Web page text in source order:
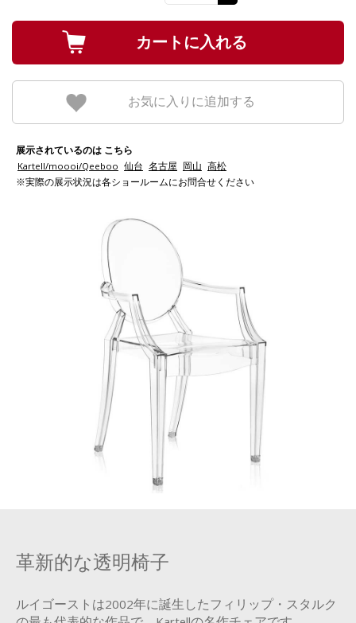
お気に入りに追加する
展示されているのは こちら
Kartell/moooi/Qeeboo 仙台 名古屋 岡山 高松
※実際の展示状況は各ショールームにお問合せください
革新的な透明椅子
ルイゴーストは2002年に誕生したフィリップ・スタルク